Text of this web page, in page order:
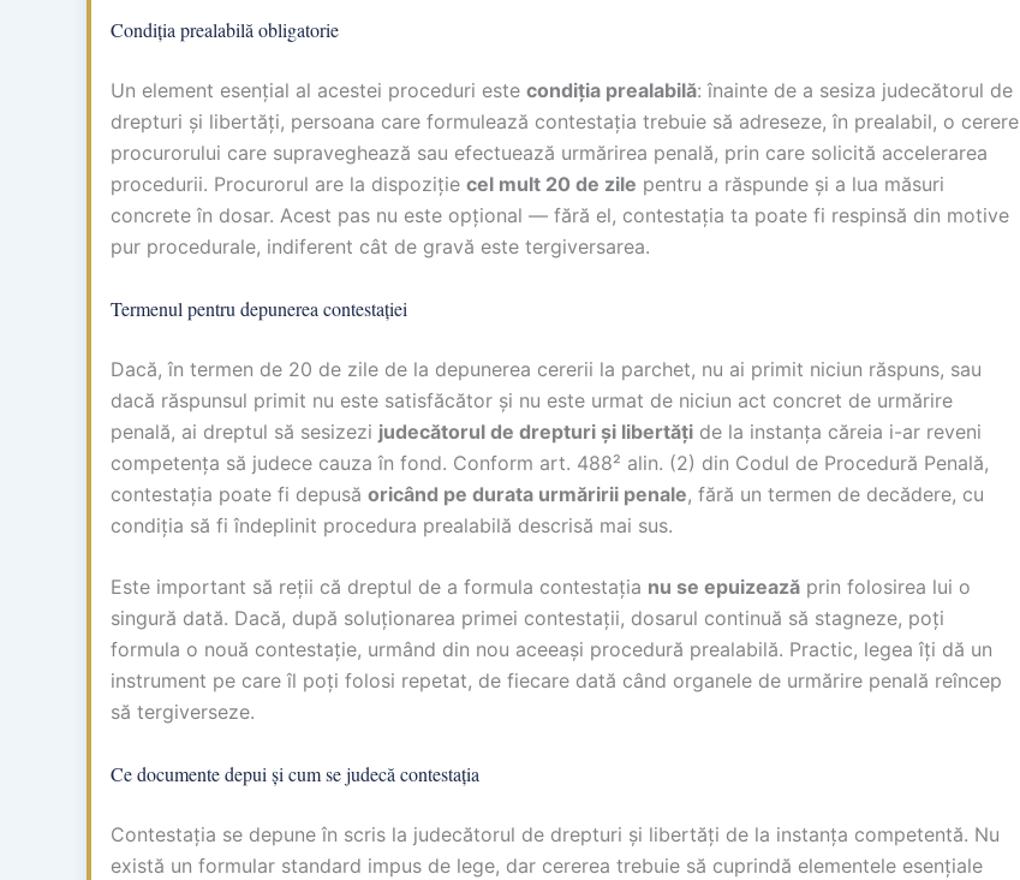
Condiția prealabilă obligatorie
Un element esențial al acestei proceduri este condiția prealabilă: înainte de a sesiza judecătorul de
drepturi și libertăți, persoana care formulează contestația trebuie să adreseze, în prealabil, o cerere
procurorului care supraveghează sau efectuează urmărirea penală, prin care solicită accelerarea
procedurii. Procurorul are la dispoziție cel mult 20 de zile pentru a răspunde și a lua măsuri
concrete în dosar. Acest pas nu este opțional — fără el, contestația ta poate fi respinsă din motive
pur procedurale, indiferent cât de gravă este tergiversarea.
Termenul pentru depunerea contestației
Dacă, în termen de 20 de zile de la depunerea cererii la parchet, nu ai primit niciun răspuns, sau
dacă răspunsul primit nu este satisfăcător și nu este urmat de niciun act concret de urmărire
penală, ai dreptul să sesizezi judecătorul de drepturi și libertăți de la instanța căreia i-ar reveni
competența să judece cauza în fond. Conform art. 488² alin. (2) din Codul de Procedură Penală,
contestația poate fi depusă oricând pe durata urmăririi penale, fără un termen de decădere, cu
condiția să fi îndeplinit procedura prealabilă descrisă mai sus.
Este important să reții că dreptul de a formula contestația nu se epuizează prin folosirea lui o
singură dată. Dacă, după soluționarea primei contestații, dosarul continuă să stagneze, poți
formula o nouă contestație, urmând din nou aceeași procedură prealabilă. Practic, legea îți dă un
instrument pe care îl poți folosi repetat, de fiecare dată când organele de urmărire penală reîncep
să tergiverseze.
Ce documente depui și cum se judecă contestația
Contestația se depune în scris la judecătorul de drepturi și libertăți de la instanța competentă. Nu
există un formular standard impus de lege, dar cererea trebuie să cuprindă elementele esențiale